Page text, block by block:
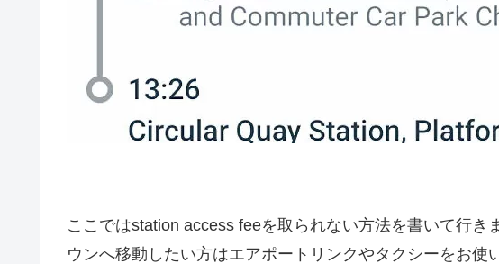
ここではstation access feeを取られない方法を書いて行き
ウンへ移動したい方はエアポートリンクやタクシーをお使